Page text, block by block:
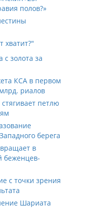
полов?»
хватит?"
с золота за
КСА в первом
риалов
петлю
берега
в
беженцев-
с точки зрения
Шариата